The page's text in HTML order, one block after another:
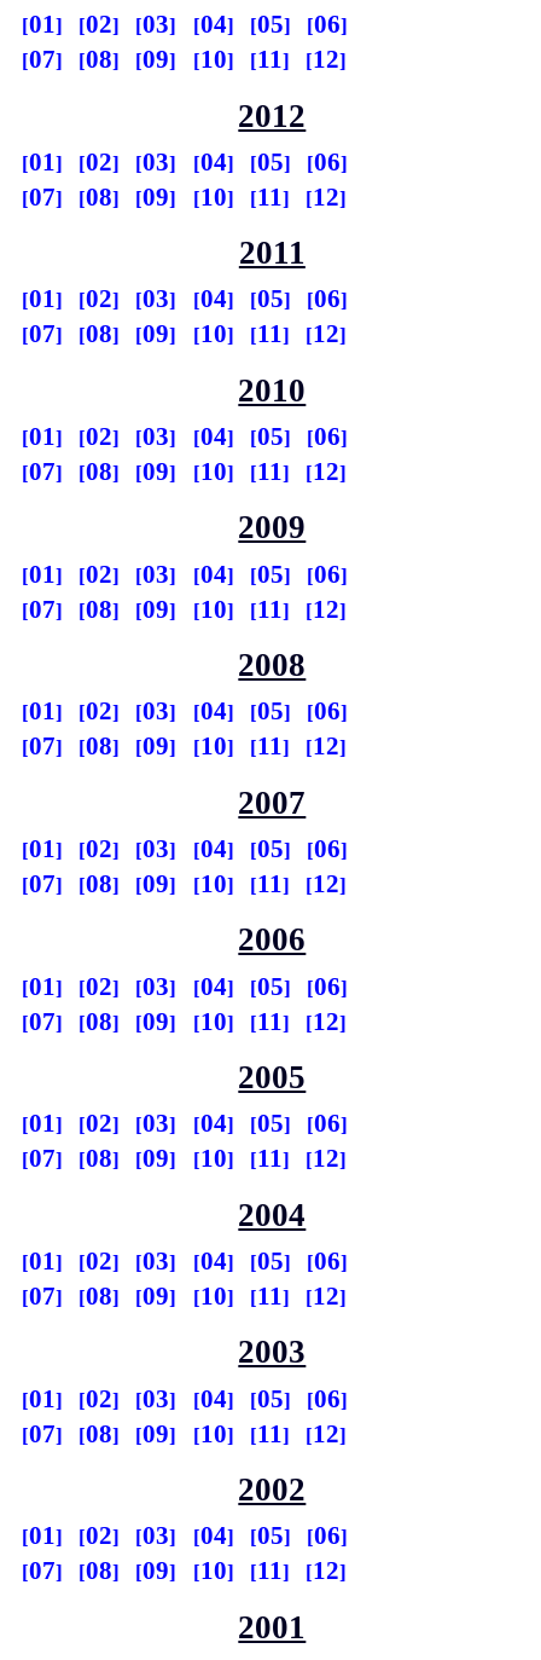
01 02 03 04 05
06
07
08 09 10 11 12
2012
01 02 03 04 05
06
07
08 09 10 11 12
2011
01 02 03 04 05
06
07
08 09 10 11 12
2010
01 02 03 04 05
06
07
08 09 10 11 12
2009
01 02 03 04 05
06
07
08 09 10 11 12
2008
01 02 03 04 05
06
07
08 09 10 11 12
2007
01 02 03 04 05
06
07
08 09 10 11 12
2006
01 02 03 04 05
06
07
08 09 10 11 12
2005
01 02 03 04 05
06
07
08 09 10 11 12
2004
01 02 03 04 05
06
07
08 09 10 11 12
2003
01 02 03 04 05
06
07
08 09 10 11 12
2002
01 02 03 04 05
06
07
08 09 10 11 12
2001